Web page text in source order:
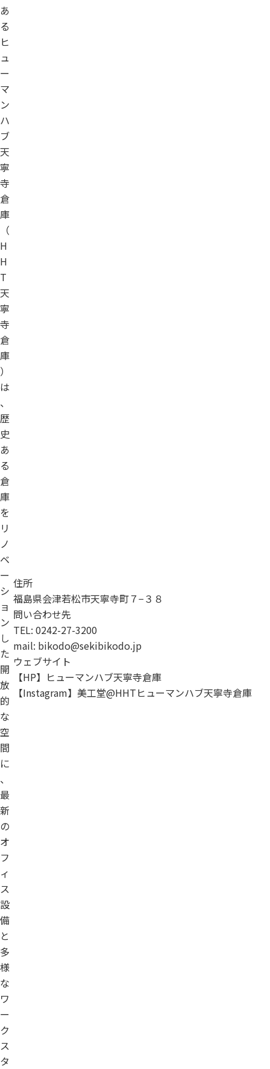
あ
る
ヒ
ュ
ー
マ
ン
ハ
ブ
天
寧
寺
倉
庫
（
H
H
T
天
寧
寺
倉
庫
）
は
、
歴
史
あ
る
倉
庫
を
リ
ノ
ベ
ー
シ
ョ
ン
し
た
開
放
的
な
空
間
に
、
最
新
の
オ
フ
ィ
ス
設
備
と
多
様
な
ワ
ー
ク
ス
タ
住所
福島県会津若松市天寧寺町７−３８
問い合わせ先
TEL: 0242-27-3200
mail: bikodo@sekibikodo.jp
ウェブサイト
【HP】ヒューマンハブ天寧寺倉庫
【Instagram】美工堂@HHTヒューマンハブ天寧寺倉庫